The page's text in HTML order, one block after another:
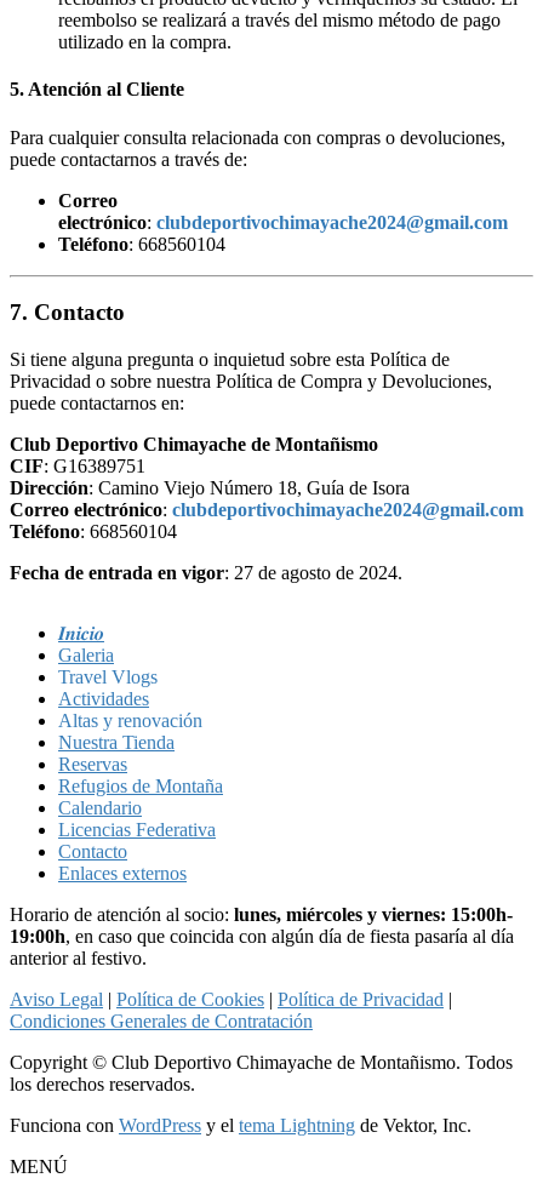
reembolso se realizará a través del mismo método de pago
utilizado en la compra.
5. Atención al Cliente
Para cualquier consulta relacionada con compras o devoluciones,
puede contactarnos a través de:
Correo
electrónico: clubdeportivochimayache2024@gmail.com
Teléfono: 668560104
7. Contacto
Si tiene alguna pregunta o inquietud sobre esta Política de
Privacidad o sobre nuestra Política de Compra y Devoluciones,
puede contactarnos en:
Club Deportivo Chimayache de Montañismo
CIF: G16389751
Dirección: Camino Viejo Número 18, Guía de Isora
Correo electrónico: clubdeportivochimayache2024@gmail.com
Teléfono: 668560104
Fecha de entrada en vigor: 27 de agosto de 2024.
𝑰𝒏𝒊𝒄𝒊𝒐
Galeria
Travel Vlogs
Actividades
Altas y renovación
Nuestra Tienda
Reservas
Refugios de Montaña
Calendario
Licencias Federativa
Contacto
Enlaces externos
Horario de atención al socio: lunes, miércoles y viernes: 15:00h-
19:00h, en caso que coincida con algún día de fiesta pasaría al día
anterior al festivo.
Aviso Legal | Política de Cookies | Política de Privacidad |
Condiciones Generales de Contratación
Copyright © Club Deportivo Chimayache de Montañismo. Todos
los derechos reservados.
Funciona con WordPress y el tema Lightning de Vektor, Inc.
MENÚ